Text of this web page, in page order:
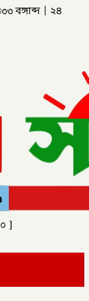
বঙ্গাব্দ
২৪
]